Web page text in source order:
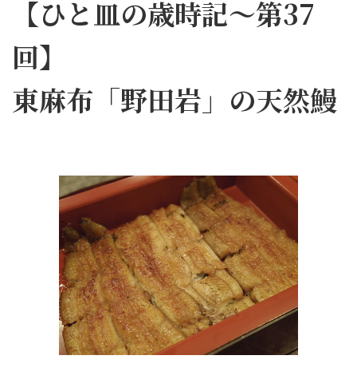
【ひと皿の歳時記～第37
回】
東麻布「野田岩」の天然鰻